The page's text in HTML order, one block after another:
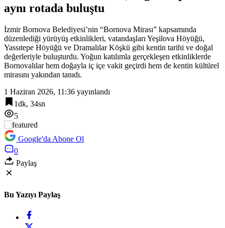
7:00
Kayseri Büyükşehir gökyüzü tutkunlarını Erciyes’te buluşturacak
aynı rotada buluştu
İzmir Bornova Belediyesi’nin “Bornova Mirası” kapsamında
düzenlediği yürüyüş etkinlikleri, vatandaşları Yeşilova Höyüğü,
Yassıtepe Höyüğü ve Dramalılar Köşkü gibi kentin tarihi ve doğal
değerleriyle buluşturdu. Yoğun katılımla gerçekleşen etkinliklerde
Bornovalılar hem doğayla iç içe vakit geçirdi hem de kentin kültürel
mirasını yakından tanıdı.
1 Haziran 2026, 11:36 yayınlandı
1dk, 34sn
5
Google'da Abone Ol
0
Paylaş
Bu Yazıyı Paylaş